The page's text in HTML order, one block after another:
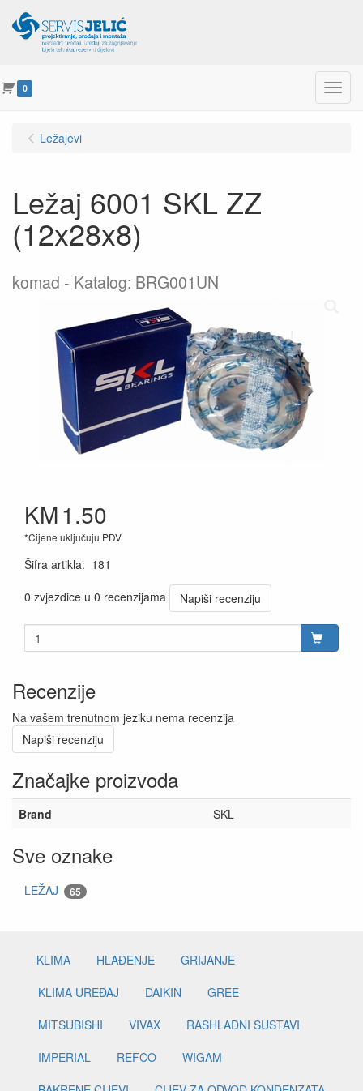
0 Menu
Ležajevi
Ležaj 6001 SKL ZZ
(12x28x8)
komad Katalog: BRG001UN
KM1.50
*Cijene uključuju PDV
Šifra artikla: 181
0 zvjezdice u 0 recenzijama
Napiši recenziju
Recenzije
Na vašem trenutnom jeziku nema recenzija
Napiši recenziju
Značajke proizvoda
Brand SKL
Sve oznake
LEŽAJ 65
KLIMA HLAĐENJE
GRIJANJE
KLIMA UREĐAJ
DAIKIN
GREE
MITSUBISHI
VIVAX
RASHLADNI SUSTAVI
IMPERIAL
REFCO
WIGAM